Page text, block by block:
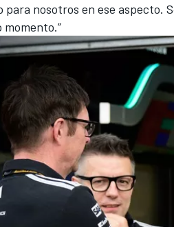
nosotros en ese aspecto.